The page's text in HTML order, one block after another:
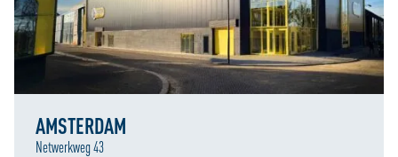
AMSTERDAM
Netwerkweg 43